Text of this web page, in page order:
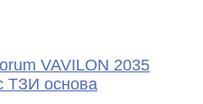
VAVILON 2035
ТЗИ основа